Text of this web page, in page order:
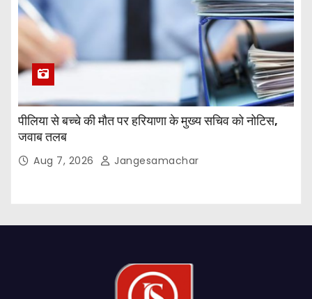
पीलिया से बच्चे की मौत पर हरियाणा के मुख्य सचिव को नोटिस,
जवाब तलब
Aug 7, 2026 Jangesamachar